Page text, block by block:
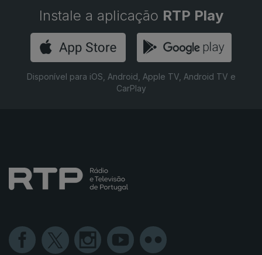
Instale a aplicação RTP Play
Disponível para iOS, Android, Apple TV, Android TV e
CarPlay